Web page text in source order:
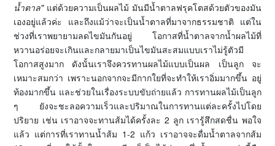
น้ำตาล"แต่ด้วยความเป็นผลไม้ มันมีน้ำตาลฟรุคโตสด้วยตัวของมัน
เองอยู่แล้วค่ะ และถึงแม้ว่าจะเป็นน้ำตาลที่มาจากธรรมชาติ แต่ใน
ช่วงที่เราพยายามลดไขมันกันอยู่ โอกาสที่น้ำตาลจากน้ำผลไม้ที่
หวานอร่อยจะเกินและกลายมาเป็นไขมันสะสมแบบเราไม่รู้ตัวมี
โอกาสสูงมาก ดังนั้นเราจึงควรทานผลไม้แบบเป็นผล เป็นลูก จะ
เหมาะสมกว่า เพราะนอกจากจะมีกากใยที่จะทำให้เราอิ่มมากขึ้น อยู่
ท้องมากขึ้น และช่วยในเรื่องระบบขับถ่ายแล้ว การทานผลไม้เป็นลูก
ๆ ยังจะชะลอความเร็วและปริมาณในการทานแต่ละครั้งไปโดย
ปริยาย เช่น เราอาจจะทานส้มได้ครั้งละ 2 ลูก เรารู้สึกสดชื่น พอใจ
แล้ว แต่การที่เราทานน้ำส้ม 1-2 แก้ว เราอาจจะดื่มน้ำตาลจากส้ม